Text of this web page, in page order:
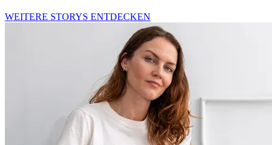
WEITERE STORYS ENTDECKEN